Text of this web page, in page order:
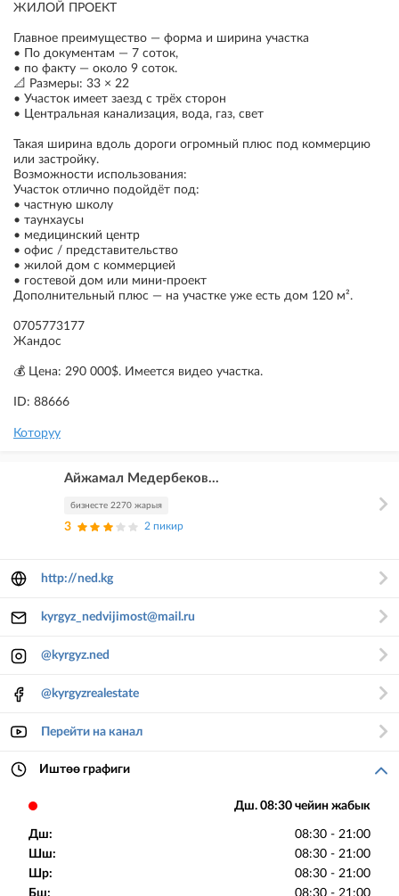
ЖИЛОЙ ПРОЕКТ
Главное преимущество — форма и ширина участка
• По документам — 7 соток,
• по факту — около 9 соток.
📐 Размеры: 33 × 22
• Участок имеет заезд с трёх сторон
• Центральная канализация, вода, газ, cвет
Такая ширина вдоль дороги огромный плюс под коммерцию
или застройку.
Возможности использования:
Участок отлично подойдёт под:
• частную школу
• таунхаусы
• медицинский центр
• офис / представительство
• жилой дом с коммерцией
• гостевой дом или мини-проект
Дополнительный плюс — на участке уже есть дом 120 м².
0705773177
Жандос
💰 Цена: 290 000$. Имеется видео участка.
ID: 88666
Которуу
Айжамал Медербеков...
бизнесте 2270 жарыя
3 2 пикир
http://ned.kg
kyrgyz_nedvijimost@mail.ru
@kyrgyz.ned
@kyrgyzrealestate
Перейти на канал
Иштөө графиги
Дш. 08:30 чейин жабык
Дш:
08:30 - 21:00
Шш:
08:30 - 21:00
Шр:
08:30 - 21:00
Бш:
08:30 - 21:00